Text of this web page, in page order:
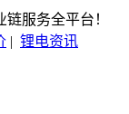
服务全平台！
| 锂电资讯